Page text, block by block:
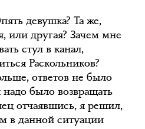
девушка? Та же,
или другая? Зачем мне
стул в канал,
Раскольников?
ответов не было
было возвращать
отчаявшись, я решил,
в данной ситуации